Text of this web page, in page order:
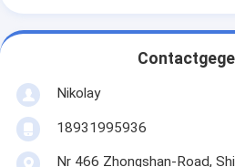
Nikolay
18931995936
Nr 466 Zhongshan-Road,